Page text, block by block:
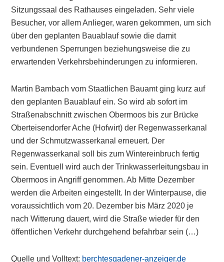
Sitzungssaal des Rathauses eingeladen. Sehr viele
Besucher, vor allem Anlieger, waren gekommen, um sich
über den geplanten Bauablauf sowie die damit
verbundenen Sperrungen beziehungsweise die zu
erwartenden Verkehrsbehinderungen zu informieren.
Martin Bambach vom Staatlichen Bauamt ging kurz auf
den geplanten Bauablauf ein. So wird ab sofort im
Straßenabschnitt zwischen Obermoos bis zur Brücke
Oberteisendorfer Ache (Hofwirt) der Regenwasserkanal
und der Schmutzwasserkanal erneuert. Der
Regenwasserkanal soll bis zum Wintereinbruch fertig
sein. Eventuell wird auch der Trinkwasserleitungsbau in
Obermoos in Angriff genommen. Ab Mitte Dezember
werden die Arbeiten eingestellt. In der Winterpause, die
voraussichtlich vom 20. Dezember bis März 2020 je
nach Witterung dauert, wird die Straße wieder für den
öffentlichen Verkehr durchgehend befahrbar sein (…)
Quelle und Volltext: berchtesgadener-anzeiger.de